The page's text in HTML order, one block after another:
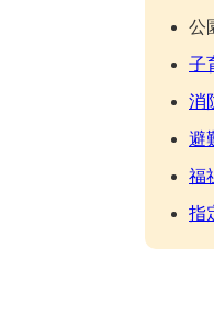
公
子
消
避
福
指